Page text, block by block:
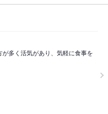
多く活気があり、気軽に食事を